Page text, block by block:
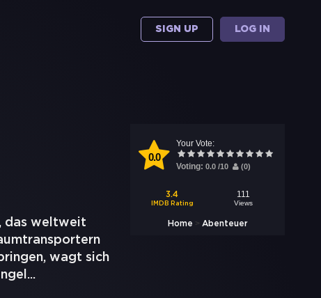
SIGN UP LOG IN
0.0
Your Vote:
Voting: 0.0 /10 (0)
3.4
IMDB Rating
111
Views
Home > Abenteuer
das weltweit
wagt sich
...